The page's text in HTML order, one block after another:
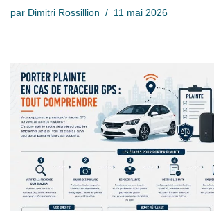
par Dimitri Rossillion 11 mai 2026